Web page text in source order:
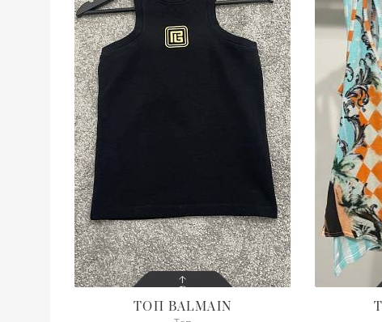
ТОП BALMAIN